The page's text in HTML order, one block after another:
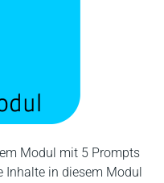
Modul mit 5 Prompts
Inhalte in diesem Modul